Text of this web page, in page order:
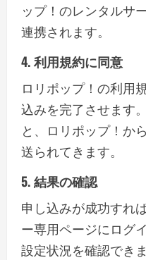
ップ！のレンタルサ
連携されます。
4. 利用規約に同意
ロリポップ！の利用
込みを完了させます
と、ロリポップ！か
送られてきます。
5. 結果の確認
申し込みが成功すれ
ー専用ページにログ
設定状況を確認でき